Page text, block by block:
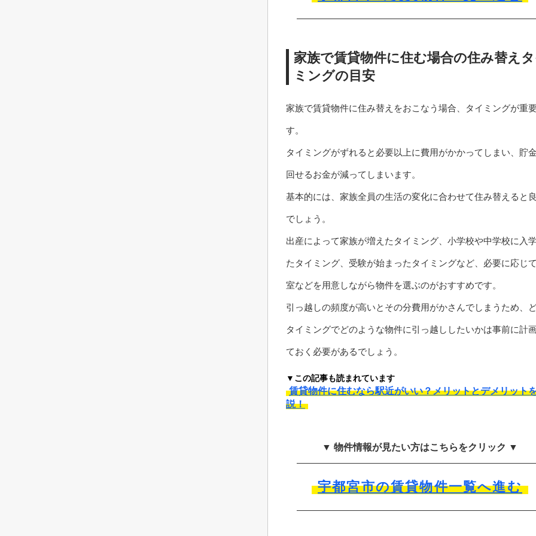
家族で賃貸物件に住む場合の住み替えタ
ミングの目安
家族で賃貸物件に住み替えをおこなう場合、タイミングが重
す。
タイミングがずれると必要以上に費用がかかってしまい、貯
回せるお金が減ってしまいます。
基本的には、家族全員の生活の変化に合わせて住み替えると
でしょう。
出産によって家族が増えたタイミング、小学校や中学校に入
たタイミング、受験が始まったタイミングなど、必要に応じ
室などを用意しながら物件を選ぶのがおすすめです。
引っ越しの頻度が高いとその分費用がかさんでしまうため、
タイミングでどのような物件に引っ越ししたいかは事前に計
ておく必要があるでしょう。
▼この記事も読まれています
賃貸物件に住むなら駅近がいい？メリットとデメリット
説！
▼ 物件情報が見たい方はこちらをクリック ▼
宇都宮市の賃貸物件一覧へ進む